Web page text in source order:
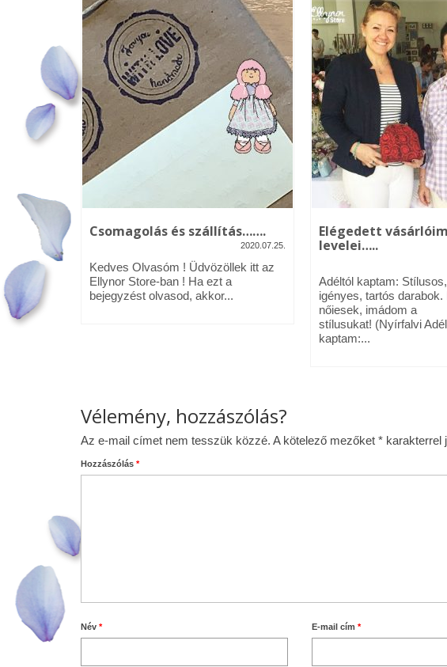
– Üdv
2020.01.09.
Ellynor
Csomagolás és szállítás…….
2020.07.25.
Kedves Olvasóm ! Üdvözöllek itt az
Ellynor Store-ban ! Ha ezt a
bejegyzést olvasod, akkor...
Elégedett
levelei…..
Adéltól kaptam:
igényes, tartós darabok.
nőiesek, imádom a
stílusukat! (Nyírfalvi
kaptam:...
Vélemény, hozzászólás?
Az e-mail címet nem tesszük közzé. A kötelező mezőket * karakterrel
Hozzászólás *
Név * E-mail cím*